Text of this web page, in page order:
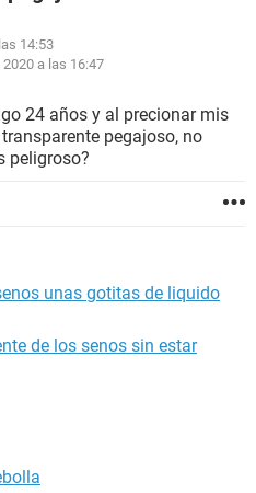
14:53
2020 a las 16:47
24 años y al precionar mis
pegajoso, no
peligroso?
unas gotitas de liquido
de los senos sin estar